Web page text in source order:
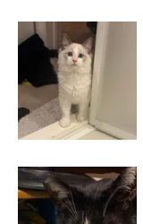
「ちいさな猫を召喚
たなら」「ぷっちね
いさな猫を召喚でき
ネシア版も発売。
現在、Web上では不
SNSへ。
・Instagram
Tacoのインスタ：